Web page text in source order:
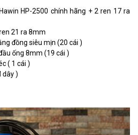
HP-2500 chính hãng + 2 ren 17 ra
21 ra 8mm
đồng siêu mịn (20 cái )
ống 8mm (19 cái )
( 1 cái )
dây )